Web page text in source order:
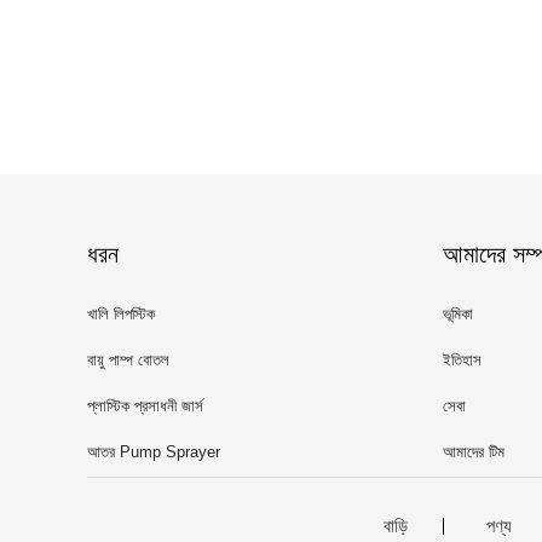
ধরন
খালি লিপস্টিক
বায়ু পাম্প বোতল
প্লাস্টিক প্রসাধনী জার্স
আতর Pump Sprayer
আমাদের
ভূমিকা
ইতিহাস
সেবা
আমাদের টিম
বাড়ি পণ্য